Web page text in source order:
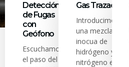
Detección
de Fugas
con
Geófono
Escuchamos
el paso del
Gas Trazador
Introducimos
una mezcla
inocua de
hidrógeno y
nitrógeno en